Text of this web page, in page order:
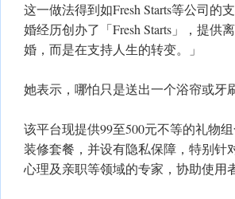
这一做法得到如Fresh Starts等公司的
婚经历创办了「Fresh Starts」，提
婚，而是在支持人生的转变。」
她表示，哪怕只是送出一个浴帘或牙
该平台现提供99至500元不等的礼物
装修套餐，并设有隐私保障，特别针
心理及亲职等领域的专家，协助使用